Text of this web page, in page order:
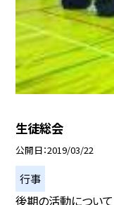
生徒総会
公開日 2019/03/22
行事
後期の活動について